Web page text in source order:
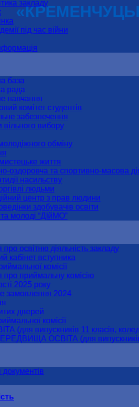
закладу
під час війни
база
рада
навчання
комітет студентів
забезпечення
вільного вибору
обміну
життя
оздоровча та спортивно-масова
насильству
людьми
центр з прав людини
здобувачів освіти
молоді “ДІйМО”
про освітню діяльність закладу
кабінет вступника
комісії
про приймальну комісію
2025 року
замовлення 2024
дверей
комісії
(для випускників 11 класів,
ОСВІТА (для випускників